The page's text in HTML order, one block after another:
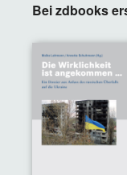
Bei zdbooks